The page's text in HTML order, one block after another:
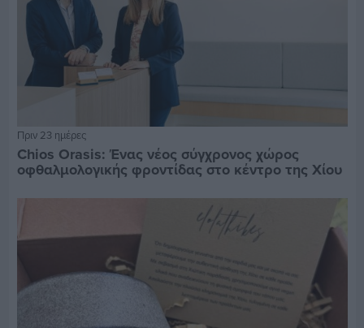
Πριν 23 ημέρες
Chios Orasis: Ένας νέος σύγχρονος χώρος
οφθαλμολογικής φροντίδας στο κέντρο της Χίου